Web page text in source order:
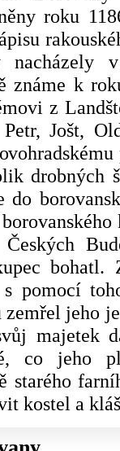
roku
nacházely
k
z
Jošt,
drobných
pomocí
jeho
majetek
co jeho
starého
kostel a